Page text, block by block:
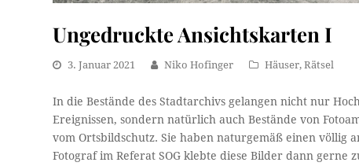
Ungedruckte Ansichtskarten I
3. Januar 2021 Niko Hofinger Häuser,Rätsel
In die Bestände des Stadtarchivs gelangen nicht nur
Ereignissen, sondern natürlich auch Bestände von
vom Ortsbildschutz. Sie haben naturgemäß einen völlig
Fotograf im Referat SOG klebte diese Bilder dann gerne